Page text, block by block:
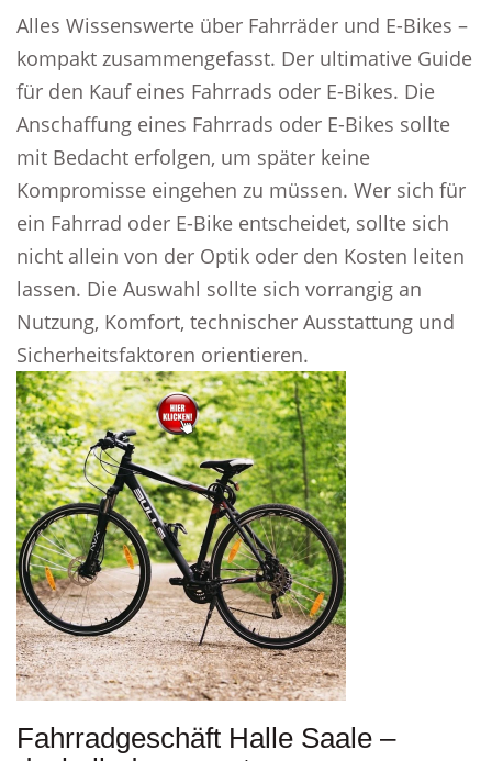
Alles Wissenswerte über Fahrräder und E-Bikes –
kompakt zusammengefasst. Der ultimative Guide
für den Kauf eines Fahrrads oder E-Bikes. Die
Anschaffung eines Fahrrads oder E-Bikes sollte
mit Bedacht erfolgen, um später keine
Kompromisse eingehen zu müssen. Wer sich für
ein Fahrrad oder E-Bike entscheidet, sollte sich
nicht allein von der Optik oder den Kosten leiten
lassen. Die Auswahl sollte sich vorrangig an
Nutzung, Komfort, technischer Ausstattung und
Sicherheitsfaktoren orientieren.
Fahrradgeschäft Halle Saale –